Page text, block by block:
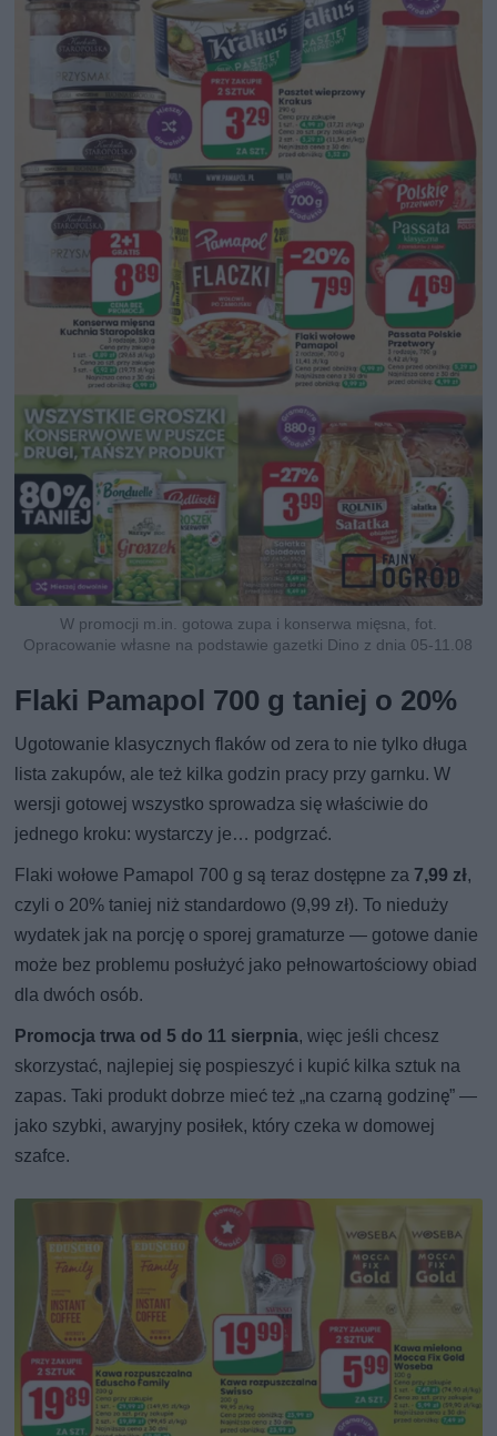
W promocji m.in. gotowa zupa i konserwa mięsna, fot.
Opracowanie własne na podstawie gazetki Dino z dnia 05-11.08
Flaki Pamapol 700 g taniej o 20%
Ugotowanie klasycznych flaków od zera to nie tylko długa
lista zakupów, ale też kilka godzin pracy przy garnku. W
wersji gotowej wszystko sprowadza się właściwie do
jednego kroku: wystarczy je… podgrzać.
Flaki wołowe Pamapol 700 g są teraz dostępne za 7,99 zł,
czyli o 20% taniej niż standardowo (9,99 zł). To nieduży
wydatek jak na porcję o sporej gramaturze — gotowe danie
może bez problemu posłużyć jako pełnowartościowy obiad
dla dwóch osób.
Promocja trwa od 5 do 11 sierpnia, więc jeśli chcesz
skorzystać, najlepiej się pospieszyć i kupić kilka sztuk na
zapas. Taki produkt dobrze mieć też „na czarną godzinę” —
jako szybki, awaryjny posiłek, który czeka w domowej
szafce.